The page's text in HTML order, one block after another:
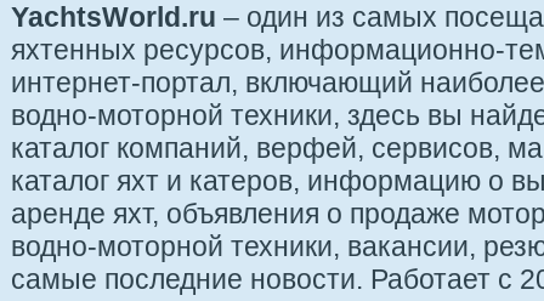
YachtsWorld.ru – один из самых
яхтенных ресурсов, информационно-
интернет-портал, включающий
водно-моторной техники, здесь вы
каталог компаний, верфей, сервисов,
каталог яхт и катеров, информацию о
аренде яхт, объявления о продаже
водно-моторной техники, вакансии,
самые последние новости. Работает с